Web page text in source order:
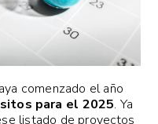
comenzado el año
para el 2025. Ya
listado de proyectos